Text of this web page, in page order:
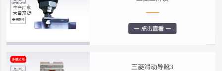
三菱滑动导靴3